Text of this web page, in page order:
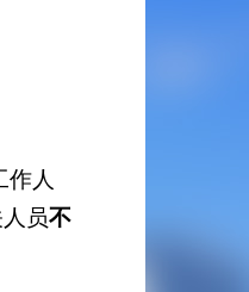
作人
员不